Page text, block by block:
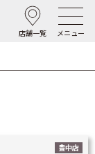
店舗一覧 メニュー
豊中店